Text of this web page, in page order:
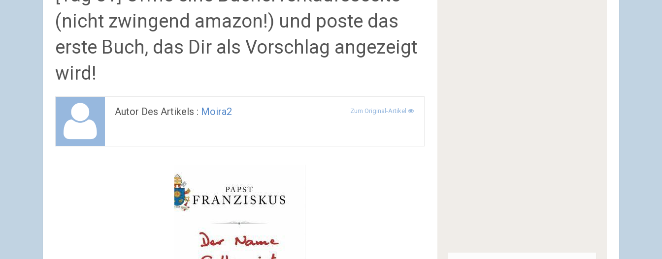
(nicht zwingend amazon!) und poste das
erste Buch, das Dir als Vorschlag angezeigt
wird!
Autor Des Artikels : Moira2 Zum Original-Artikel